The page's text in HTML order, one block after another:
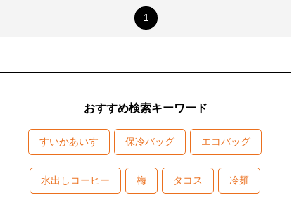
1
おすすめ検索キーワード
すいかあいす 保冷バッグ エコバッグ
水出しコーヒー 梅 タコス 冷麺